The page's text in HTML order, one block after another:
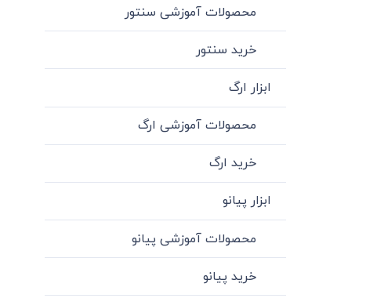
محصولات آموزشی سنتور
خرید سنتور
ابزار ارگ
محصولات آموزشی ارگ
خرید ارگ
ابزار پیانو
محصولات آموزشی پیانو
خرید پیانو